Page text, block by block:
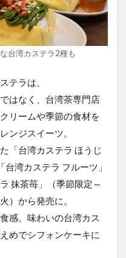
台湾カステラ2種も
テラは、
はなく、台湾茶専門店
リームや季節の食材を
ンジスイーツ。
「台湾カステラ ほうじ
湾カステラ フルーツ」
抹茶苺」（季節限定～
）から発売に。
感、味わいの台湾カス
めでシフォンケーキに